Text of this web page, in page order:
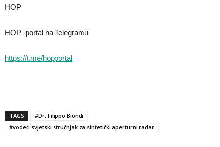
HOP
HOP -portal na Telegramu
https://t.me/hopportal
TAGS
#Dr. Filippo Biondi
#vodeći svjetski stručnjak za sintetički aperturni radar